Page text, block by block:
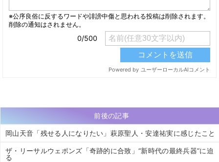
前後の記事
岡山天音「残せる人になりたい」萩原聖人・安達祐実に感じたこと
ザ・リーサルウェポンズ「奇跡的に合致」“新時代の最終兵器”に迫
る